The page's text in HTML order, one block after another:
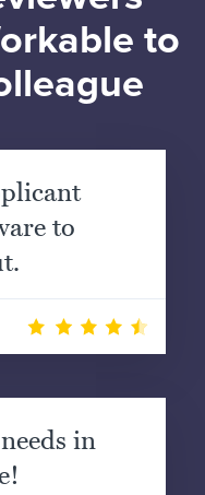
to
to
in